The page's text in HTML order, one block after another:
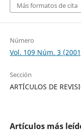
Más formatos de cita
Número
Vol. 109 Núm. 3
Sección
ARTÍCULOS DE
Artículos más